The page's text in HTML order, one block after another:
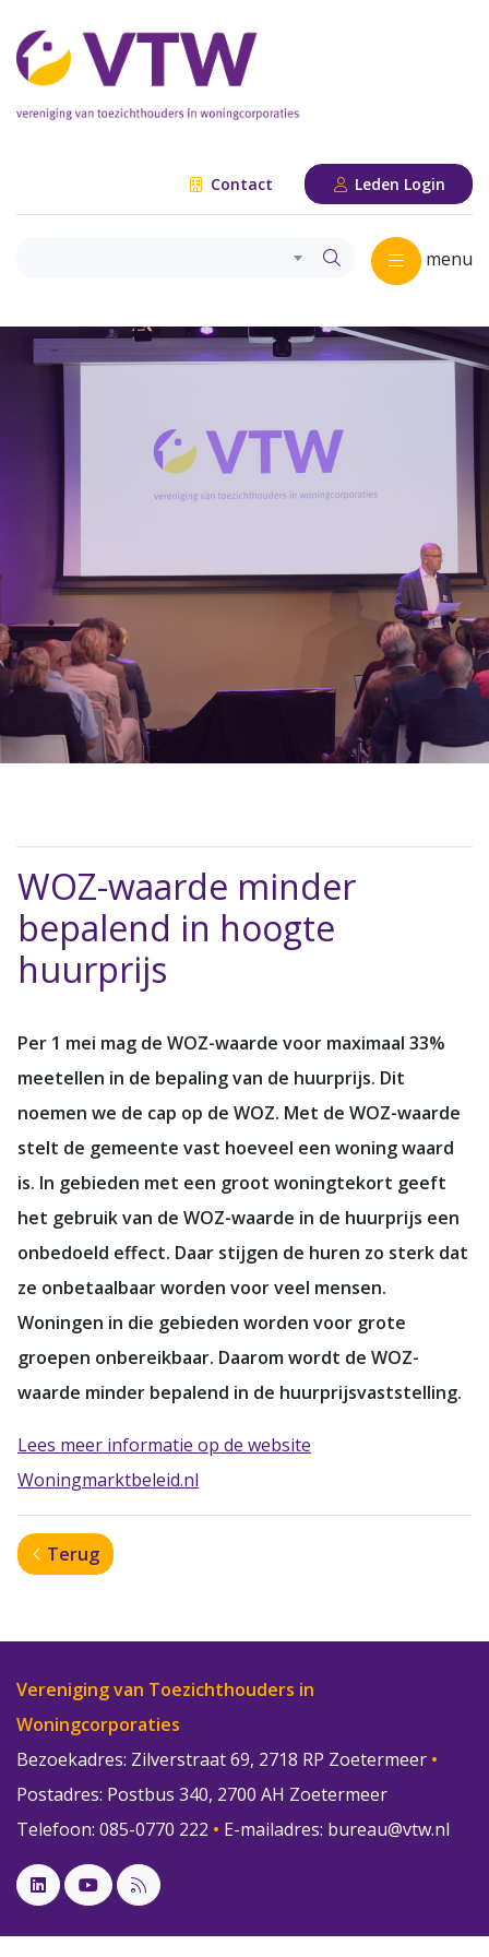
Contact Leden Login
menu
WOZ-waarde minder
bepalend in hoogte
huurprijs
Per 1 mei mag de WOZ-waarde voor maximaal 33%
meetellen in de bepaling van de huurprijs. Dit
noemen we de cap op de WOZ. Met de WOZ-waarde
stelt de gemeente vast hoeveel een woning waard
is. In gebieden met een groot woningtekort geeft
het gebruik van de WOZ-waarde in de huurprijs een
onbedoeld effect. Daar stijgen de huren zo sterk dat
ze onbetaalbaar worden voor veel mensen.
Woningen in die gebieden worden voor grote
groepen onbereikbaar. Daarom wordt de WOZ-
waarde minder bepalend in de huurprijsvaststelling.
Lees meer informatie op de website
Woningmarktbeleid.nl
Terug
Vereniging van Toezichthouders in
Woningcorporaties
Bezoekadres: Zilverstraat 69, 2718 RP Zoetermeer •
Postadres: Postbus 340, 2700 AH Zoetermeer
Telefoon: 085-0770 222 • E-mailadres: bureau@vtw.nl